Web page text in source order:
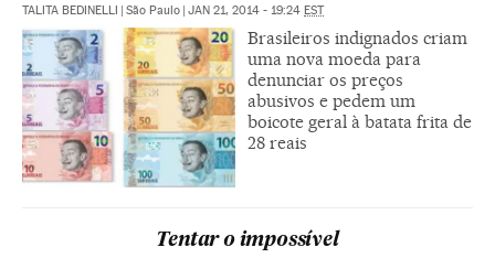
TALITA BEDINELLI | São Paulo | JAN 21, 2014 - 19:24 EST
Brasileiros indignados criam
uma nova moeda para
denunciar os preços
abusivos e pedem um
boicote geral à batata frita de
28 reais
Tentar o impossível